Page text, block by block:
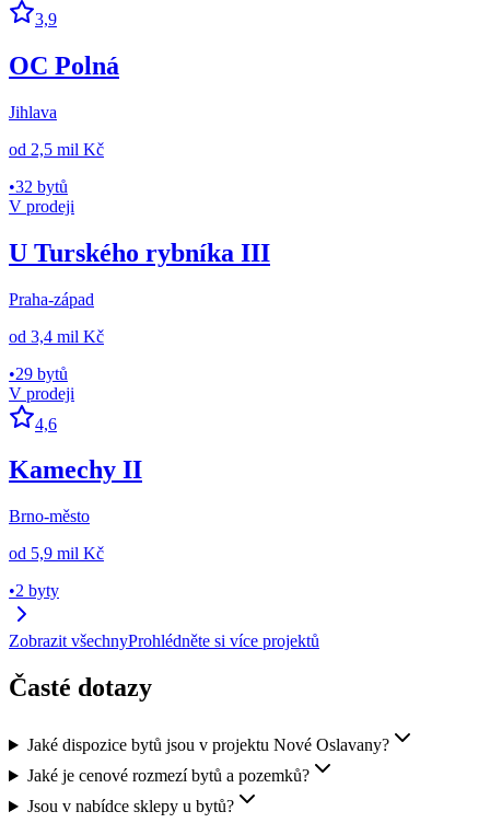
3,9
OC Polná
Jihlava
od 2,5 mil Kč
•32 bytů
V prodeji
U Turského rybníka III
Praha-západ
od 3,4 mil Kč
•29 bytů
V prodeji
4,6
Kamechy II
Brno-město
od 5,9 mil Kč
•2 byty
Zobrazit všechnyProhlédněte si více projektů
Časté dotazy
Jaké dispozice bytů jsou v projektu Nové Oslavany?
Jaké je cenové rozmezí bytů a pozemků?
Jsou v nabídce sklepy u bytů?